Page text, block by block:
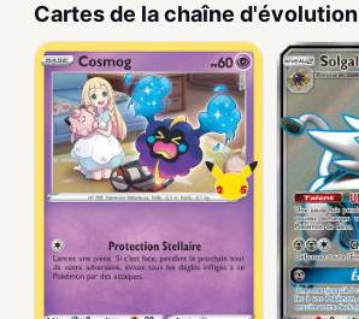
Cartes de la chaîne d'évolution